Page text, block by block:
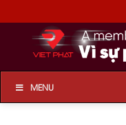
to
content
MENU